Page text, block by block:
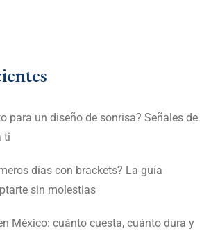
para un diseño de sonrisa? Señales de
ti
días con brackets? La guía
sin molestias
México: cuánto cuesta, cuánto dura y